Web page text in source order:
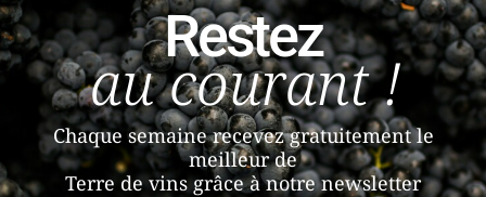
Restez
au courant !
Chaque semaine recevez gratuitement le
meilleur de
Terre de vins grâce à notre newsletter